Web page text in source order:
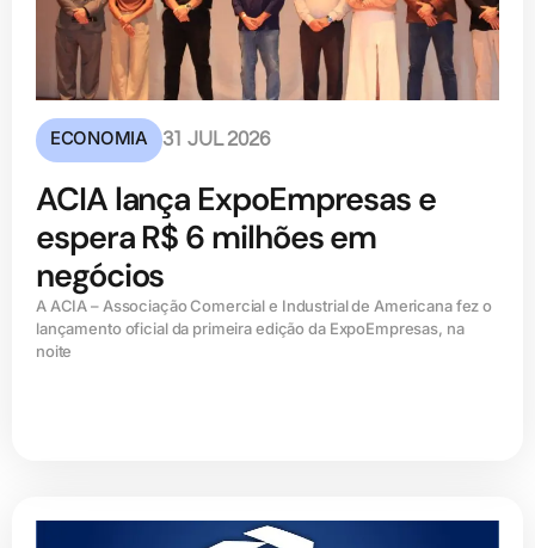
ECONOMIA 31 JUL 2026
ACIA lança ExpoEmpresas e
espera R$ 6 milhões em
negócios
A ACIA – Associação Comercial e Industrial de Americana fez o
lançamento oficial da primeira edição da ExpoEmpresas, na
noite